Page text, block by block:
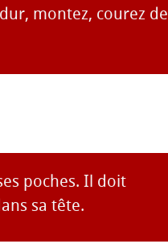
montez, courez de
poches. Il doit
sa tête.